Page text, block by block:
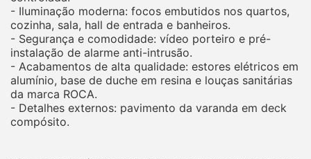
- Iluminação moderna: focos embutidos nos quartos,
cozinha, sala, hall de entrada e banheiros.
- Segurança e comodidade: vídeo porteiro e pré-
instalação de alarme anti-intrusão.
- Acabamentos de alta qualidade: estores elétricos em
alumínio, base de duche em resina e louças sanitárias
da marca ROCA.
- Detalhes externos: pavimento da varanda em deck
compósito.